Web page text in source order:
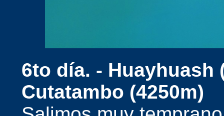
6to día. - Huayhuash
Cutatambo (4250m)